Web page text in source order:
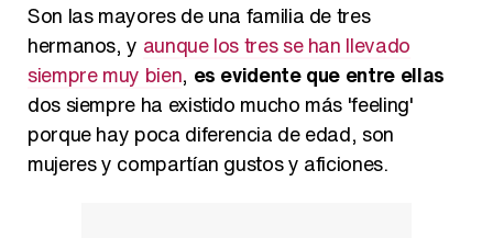
Son las mayores de una familia de tres
hermanos, y aunque los tres se han llevado
siempre muy bien, es evidente que entre ellas
dos siempre ha existido mucho más 'feeling'
porque hay poca diferencia de edad, son
mujeres y compartían gustos y aficiones.